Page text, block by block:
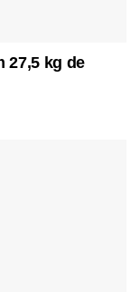
27,5 kg de